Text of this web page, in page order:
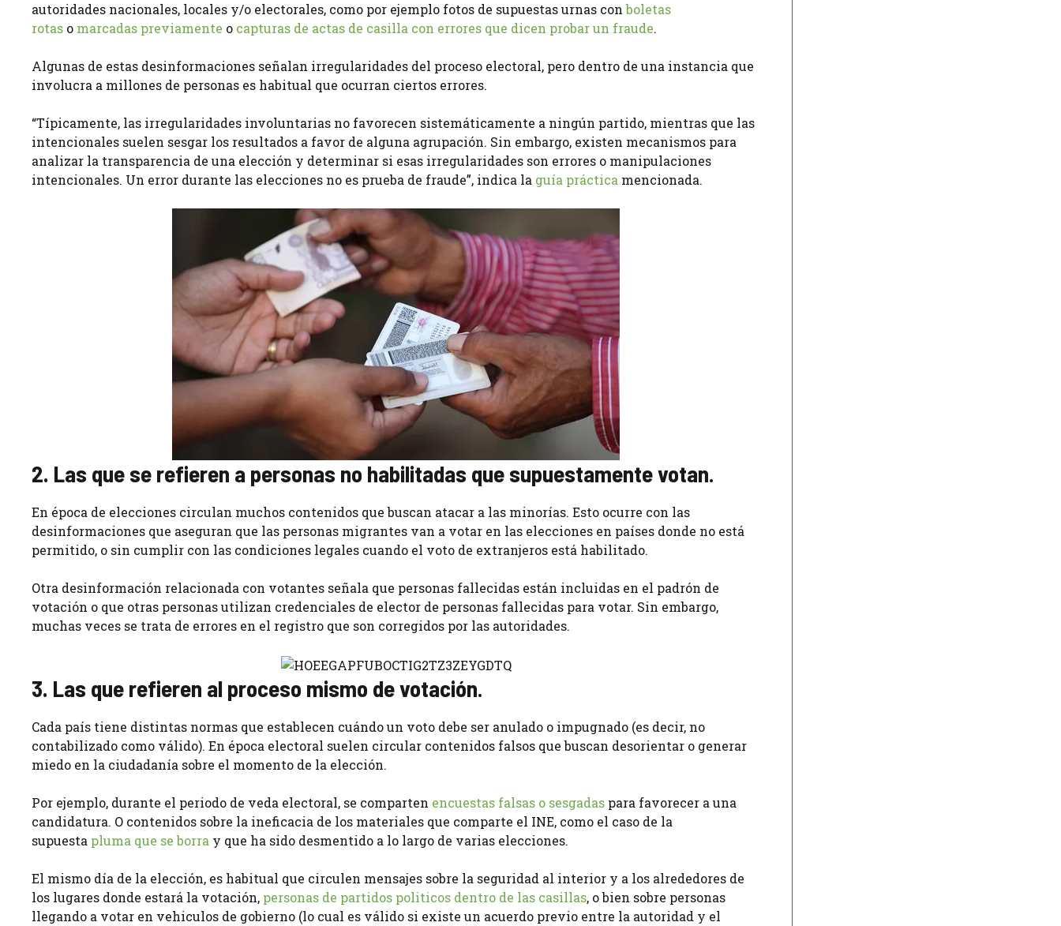
autoridades nacionales, locales y/o electorales, como por ejemplo fotos de supuestas urnas conboletas
rotas o marcadas previamente o capturas de actas de casilla con errores que dicen probar un fraude.
Algunas de estas desinformaciones señalan irregularidades del proceso electoral, pero dentro de una instancia que
involucra a millones de personas es habitual que ocurran ciertos errores.
“Típicamente, las irregularidades involuntarias no favorecen sistemáticamente a ningún partido, mientras que las
intencionales suelen sesgar los resultados a favor de alguna agrupación. Sin embargo, existen mecanismos para
analizar la transparencia de una elección y determinar si esas irregularidades son errores o manipulaciones
intencionales. Un error durante las elecciones no es prueba de fraude”, indica la guía práctica mencionada.
2. Las que se refieren a personas no habilitadas que supuestamente votan.
En época de elecciones circulan muchos contenidos que buscan atacar a las minorías. Esto ocurre con las
desinformaciones que aseguran que las personas migrantes van a votar en las elecciones en países donde no está
permitido, o sin cumplir con las condiciones legales cuando el voto de extranjeros está habilitado.
Otra desinformación relacionada con votantes señala que personas fallecidas están incluidas en el padrón de
votación o que otras personas utilizan credenciales de elector de personas fallecidas para votar. Sin embargo,
muchas veces se trata de errores en el registro que son corregidos por las autoridades.
3. Las que refieren al proceso mismo de votación.
Cada país tiene distintas normas que establecen cuándo un voto debe ser anulado o impugnado (es decir, no
contabilizado como válido). En época electoral suelen circular contenidos falsos que buscan desorientar o generar
miedo en la ciudadanía sobre el momento de la elección.
Por ejemplo, durante el periodo de veda electoral, se comparten encuestas falsas o sesgadas para favorecer a una
candidatura. O contenidos sobre la ineficacia de los materiales que comparte el INE, como el caso de la
supuesta pluma que se borra y que ha sido desmentido a lo largo de varias elecciones.
El mismo día de la elección, es habitual que circulen mensajes sobre la seguridad al interior y a los alrededores de
los lugares donde estará la votación, personas de partidos politicos dentro de las casillas, o bien sobre personas
llegando a votar en vehiculos de gobierno (lo cual es válido si existe un acuerdo previo entre la autoridad y el